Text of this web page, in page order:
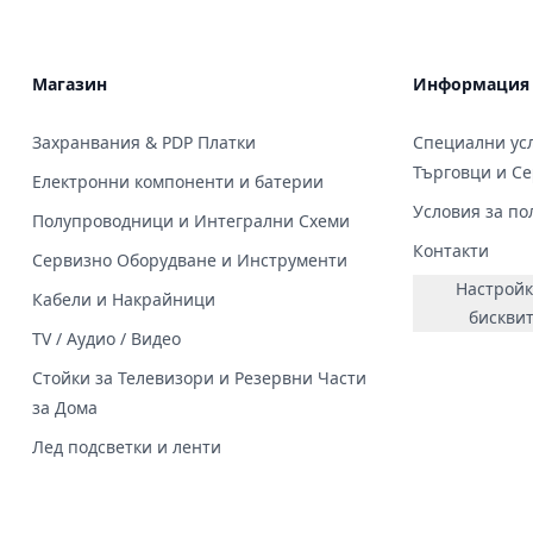
Магазин
Захранвания & PDP Платки
Електронни компоненти и батерии
Полупроводници и Интегрални Схеми
Сервизно Оборудване и Инструменти
Кабели и Накрайници
TV / Аудио / Видео
Стойки за Телевизори и Резервни Части
за Дома
Лед подсветки и ленти
Информация
Специални
Търговци и
Условия за
Контакти